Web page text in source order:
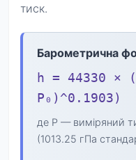
тиск.
Барометрична
h = 44330 ×
P₀)^0.1903)
де P — виміряний
(1013.25 гПа